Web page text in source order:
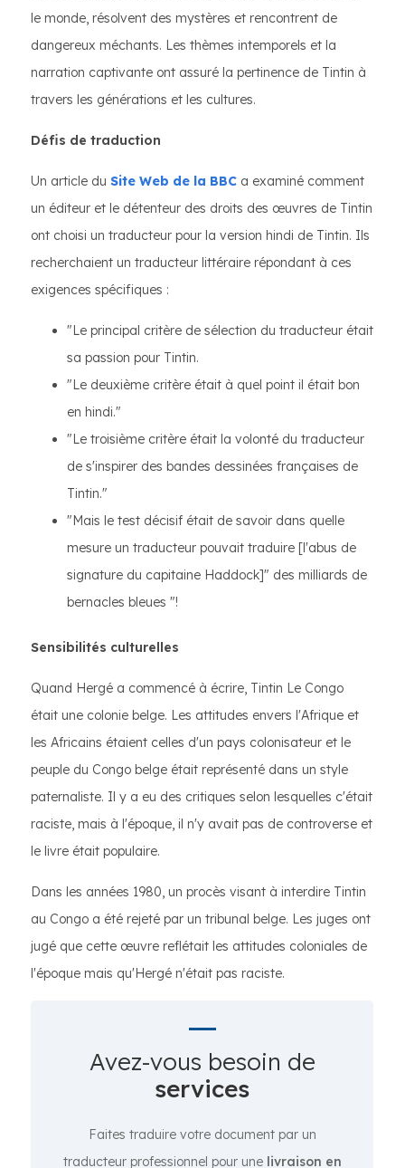
le monde, résolvent des mystères et rencontrent de
dangereux méchants. Les thèmes intemporels et la
narration captivante ont assuré la pertinence de Tintin à
travers les générations et les cultures.
Défis de traduction
Un article du Site Web de la BBC a examiné comment
un éditeur et le détenteur des droits des œuvres de Tintin
ont choisi un traducteur pour la version hindi de Tintin. Ils
recherchaient un traducteur littéraire répondant à ces
exigences spécifiques :
"Le principal critère de sélection du traducteur était
sa passion pour Tintin.
"Le deuxième critère était à quel point il était bon
en hindi."
"Le troisième critère était la volonté du traducteur
de s'inspirer des bandes dessinées françaises de
Tintin."
"Mais le test décisif était de savoir dans quelle
mesure un traducteur pouvait traduire [l'abus de
signature du capitaine Haddock]" des milliards de
bernacles bleues "!
Sensibilités culturelles
Quand Hergé a commencé à écrire, Tintin Le Congo
était une colonie belge. Les attitudes envers l'Afrique et
les Africains étaient celles d'un pays colonisateur et le
peuple du Congo belge était représenté dans un style
paternaliste. Il y a eu des critiques selon lesquelles c'était
raciste, mais à l'époque, il n'y avait pas de controverse et
le livre était populaire.
Dans les années 1980, un procès visant à interdire Tintin
au Congo a été rejeté par un tribunal belge. Les juges ont
jugé que cette œuvre reflétait les attitudes coloniales de
l'époque mais qu'Hergé n'était pas raciste.
Avez-vous besoin de
services
Faites traduire votre document par un
traducteur professionnel pour une livraison en